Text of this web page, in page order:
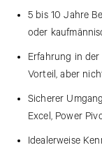
5 bis 10 Jahre
oder
Erfahrung in
Vorteil, aber
Sicherer
Excel, Power
Idealerweise